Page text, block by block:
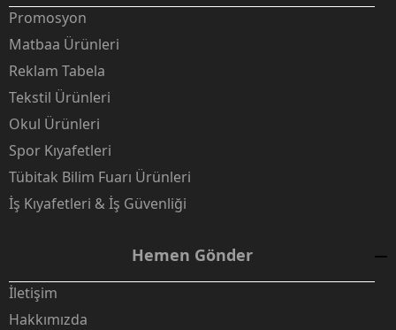
Promosyon
Matbaa Ürünleri
Reklam Tabela
Tekstil Ürünleri
Okul Ürünleri
Spor Kıyafetleri
Tübitak Bilim Fuarı Ürünleri
İş Kıyafetleri & İş Güvenliği
Hemen Gönder
İletişim
Hakkımızda